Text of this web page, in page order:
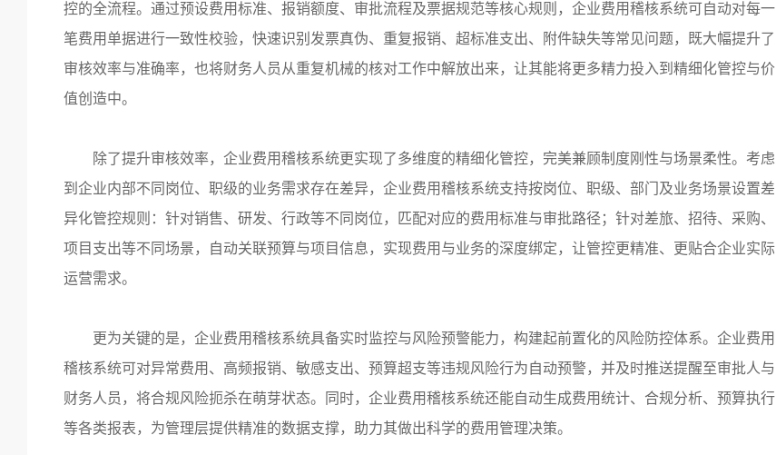
控的全流程。通过预设费用标准、报销额度、审批流程及票据规范等核心规则，企业费用稽核系统可自动对每一
笔费用单据进行一致性校验，快速识别发票真伪、重复报销、超标准支出、附件缺失等常见问题，既大幅提升了
审核效率与准确率，也将财务人员从重复机械的核对工作中解放出来，让其能将更多精力投入到精细化管控与价
值创造中。
除了提升审核效率，企业费用稽核系统更实现了多维度的精细化管控，完美兼顾制度刚性与场景柔性。考虑
到企业内部不同岗位、职级的业务需求存在差异，企业费用稽核系统支持按岗位、职级、部门及业务场景设置差
异化管控规则：针对销售、研发、行政等不同岗位，匹配对应的费用标准与审批路径；针对差旅、招待、采购、
项目支出等不同场景，自动关联预算与项目信息，实现费用与业务的深度绑定，让管控更精准、更贴合企业实际
运营需求。
更为关键的是，企业费用稽核系统具备实时监控与风险预警能力，构建起前置化的风险防控体系。企业费用
稽核系统可对异常费用、高频报销、敏感支出、预算超支等违规风险行为自动预警，并及时推送提醒至审批人与
财务人员，将合规风险扼杀在萌芽状态。同时，企业费用稽核系统还能自动生成费用统计、合规分析、预算执行
等各类报表，为管理层提供精准的数据支撑，助力其做出科学的费用管理决策。